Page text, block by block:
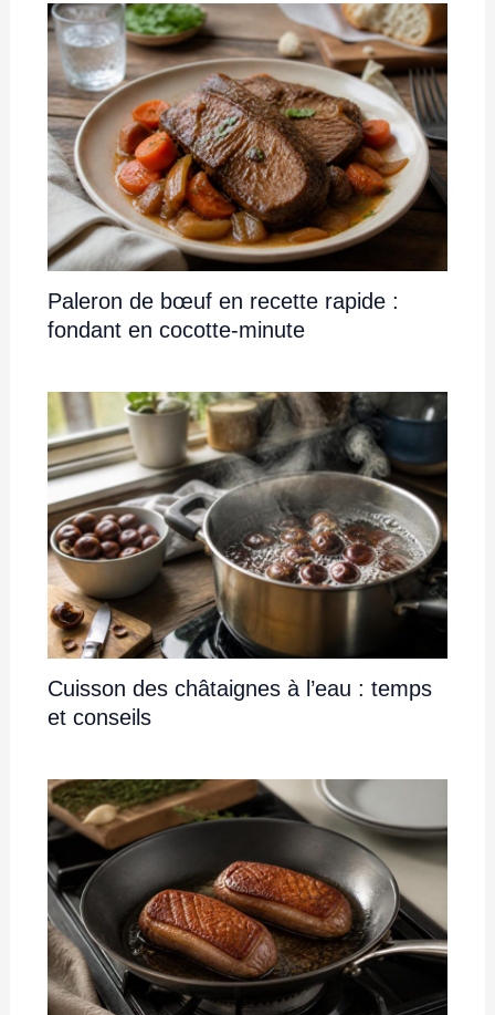
Paleron de bœuf en recette rapide :
fondant en cocotte-minute
Cuisson des châtaignes à l’eau : temps
et conseils